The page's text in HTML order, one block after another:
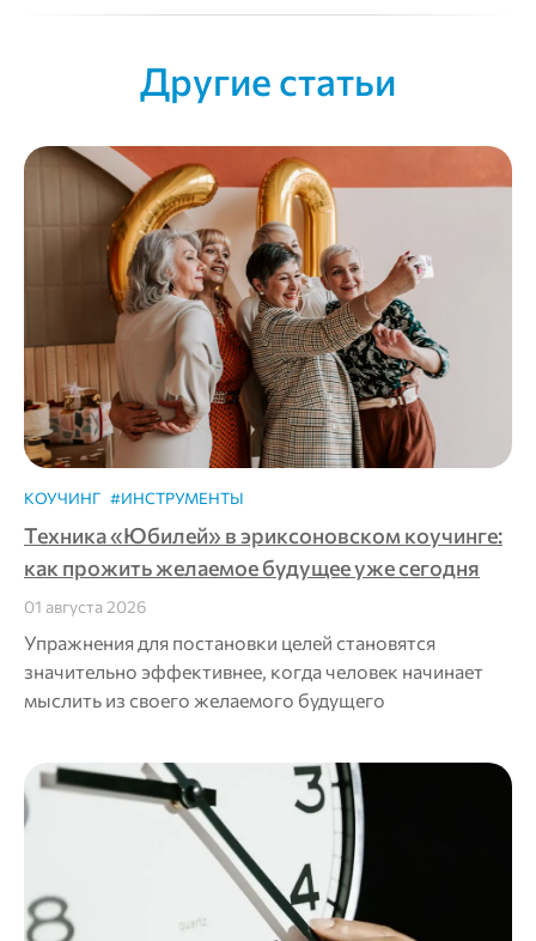
Другие статьи
КОУЧИНГ #ИНСТРУМЕНТЫ
Техника «Юбилей» в эриксоновском коучинге:
как прожить желаемое будущее уже сегодня
01 августа 2026
Упражнения для постановки целей становятся
значительно эффективнее, когда человек начинает
мыслить из своего желаемого будущего